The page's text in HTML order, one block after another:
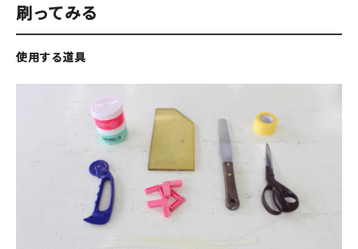
刷ってみる
使用する道具